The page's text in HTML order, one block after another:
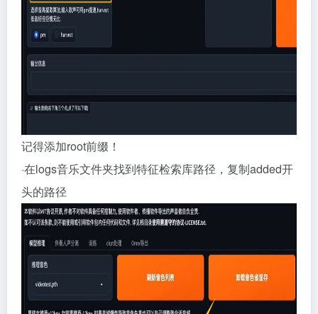
记得添加root前缀！
·在logs音乐文件夹找到特征检索库路径，复制added开
头的路径